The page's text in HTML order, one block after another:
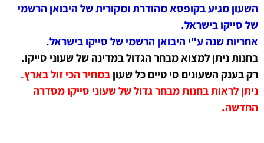
השעון מגיע בקופסא מהודרת ומקורית של היבואן הרשמי
של סייקו בישראל.
אחריות שנה ע"י היבואן הרשמי של סייקו בישראל.
בחנות ניתן למצוא מבחר הגדול במדינה של שעוני סייקו.
רק בענק השעונים סי טיים כל שעון במחיר הכי זול בארץ.
ניתן לראות בחנות מבחר גדול של שעוני סייקו מסדרה
החדשה.